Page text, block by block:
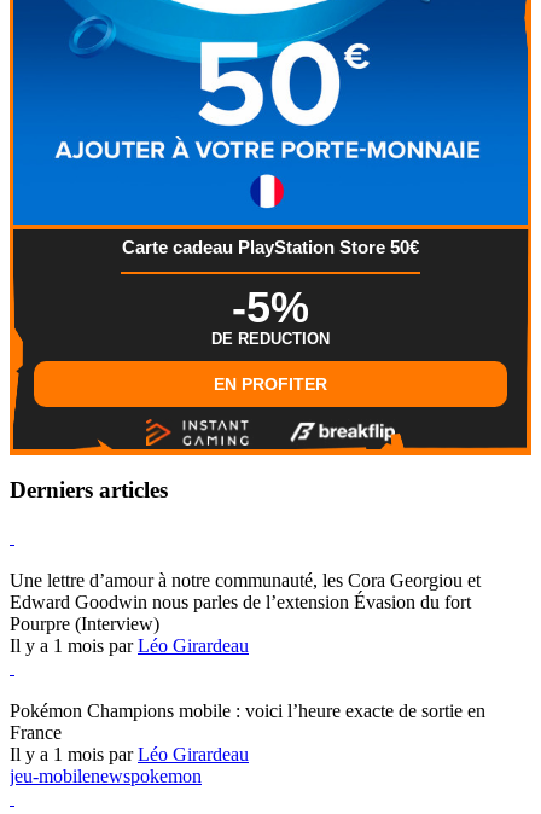
Carte cadeau PlayStation Store 50€
-5%
DE REDUCTION
EN PROFITER
Derniers articles
Une lettre d’amour à notre communauté, les Cora Georgiou et
Edward Goodwin nous parles de l’extension Évasion du fort
Pourpre (Interview)
Il y a 1 mois parLéo Girardeau
Pokémon Champions mobile : voici l’heure exacte de sortie en
France
Il y a 1 mois parLéo Girardeau
jeu-mobilenewspokemon